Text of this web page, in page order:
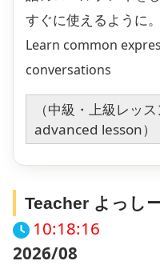
すぐに使えるように。
Learn common
conversations
（中級・上級レッ
advanced lesson）
Teacher よっし
10:18:16
2026/08